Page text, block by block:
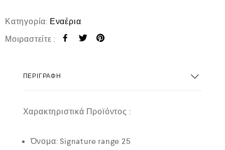
Κατηγορία: Εναέρια
Μοιραστείτε :
ΠΕΡΙΓΡΑΦΉ
Χαρακτηριστικά Προϊόντος :
Όνομα: Signature range 25